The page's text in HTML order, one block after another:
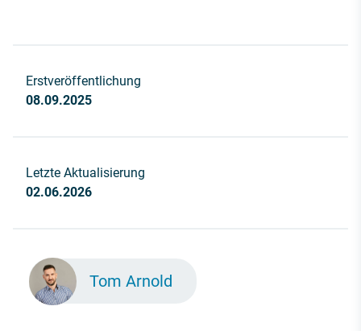
Erstveröffentlichung
08.09.2025
Letzte Aktualisierung
02.06.2026
Tom Arnold